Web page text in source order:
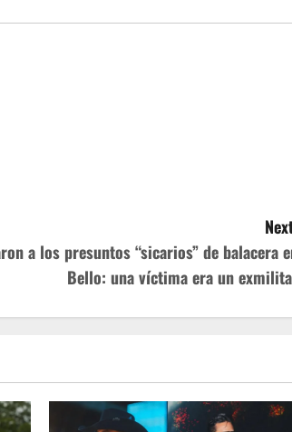
a los presuntos “sicarios” de balacera
Bello: una víctima era un